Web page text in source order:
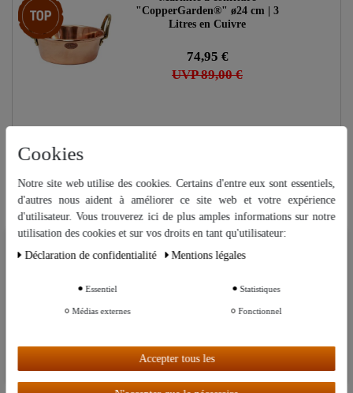
"CopperGarden®" ø24 cm | 3
Litres en Cuivre
UVP 89,00 €
74,95 €
Couvercle "twist off" TO66 avec
66 mm de diamètre
Notre univers thématique
essentiels, tandis que d’autres nous aident à améliorer ce site Web et
Autres paramètres
Tout accepter
Cookies
Notre site web utilise des cookies. Certains d'entre eux sont essentiels,
d'autres nous aident à améliorer ce site web et votre expérience
d'utilisateur. Vous trouverez ici de plus amples informations sur notre
utilisation des cookies et sur vos droits en tant qu'utilisateur:
Déclaration de confidentialité
Mentions légales
Essentiel Statistiques
Médias externes Fonctionnel
Accepter tous les